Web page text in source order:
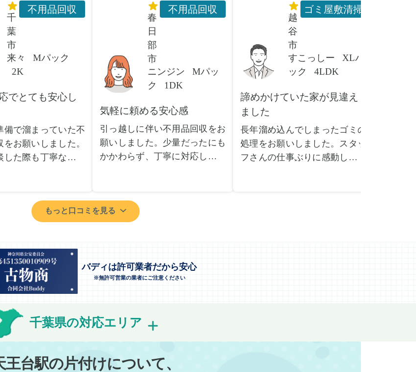
千
葉
市
来々
Mパック
2K
不用品回収
でとても安心し
備で溜まっていた不
をお願いしました。
た際も丁寧な対応
電など、処分が難し
かったのですが、手
のスタッフが来てく
業の流れや注意点を
明していただけたの
も安心感を持って作
ことができました。
際も、壁や床を傷つ
に細心の注意を払っ
いくのがとても嬉し
春
日
部
市
ニンジン
Mパッ
ク
1DK
不用品回収
気軽に頼める安心感
引っ越しに伴い不用品回収をお
願いしました。少量だったにも
かかわらず、丁寧に対応してい
いしたいと思いました。
特に、自分では持ち運べない重
業を終えることができました。
事前に見積もりを取った時の価
できました。引っ越し後の片付
とができました。
越
谷
市
すこっしー
XLパ
ック
4LDK
ゴミ屋敷清掃
諦めかけていた家が見違え
ました
長年溜め込んでしまったゴミの
処理をお願いしました。スタッ
フさんの仕事ぶりに感動しまし
もっと口コミを見る
バディは許可業者だから安心
※無許可営業の業者にご注意ください
千葉県の対応エリア
王台駅の片付けについて、